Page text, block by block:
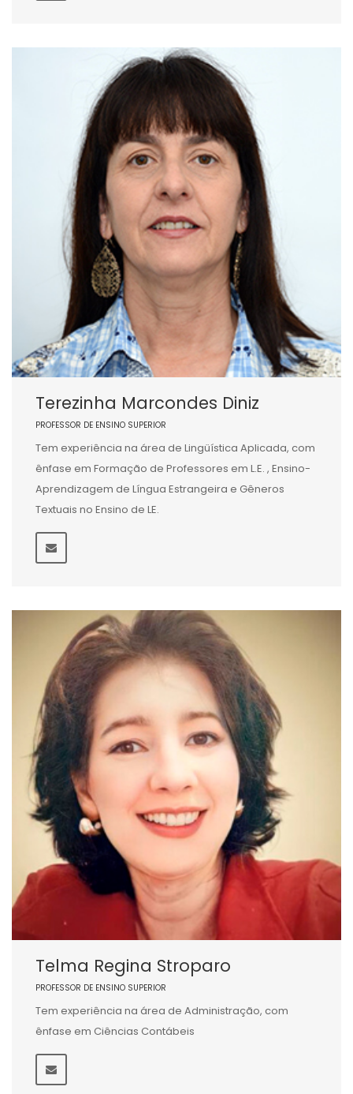
Terezinha Marcondes Diniz
PROFESSOR DE ENSINO SUPERIOR
Tem experiência na área de Lingüística Aplicada, com
ênfase em Formação de Professores em L.E. , Ensino-
Aprendizagem de Língua Estrangeira e Gêneros
Textuais no Ensino de LE.
Telma Regina Stroparo
PROFESSOR DE ENSINO SUPERIOR
Tem experiência na área de Administração, com
ênfase em Ciências Contábeis